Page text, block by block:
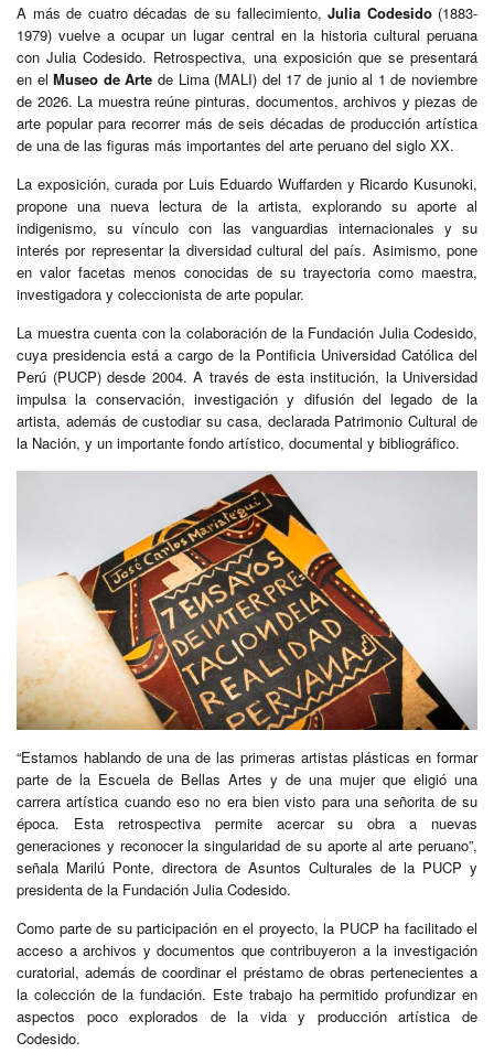
A más de cuatro décadas de su fallecimiento, Julia Codesido(1883-
1979) vuelve a ocupar un lugar central en la historia cultural peruana
con Julia Codesido. Retrospectiva, una exposición que se presentará
en elMuseo de Arte de Lima (MALI) del 17 de junio al 1 de noviembre
de 2026. La muestra reúne pinturas, documentos, archivos y piezas de
arte popular para recorrer más de seis décadas de producción artística
de una de las figuras más importantes del arte peruano del siglo XX.
La exposición, curada por Luis Eduardo Wuffarden y Ricardo Kusunoki,
propone una nueva lectura de la artista, explorando su aporte al
indigenismo, su vínculo con las vanguardias internacionales y su
interés por representar la diversidad cultural del país. Asimismo, pone
en valor facetas menos conocidas de su trayectoria como maestra,
investigadora y coleccionista de arte popular.
La muestra cuenta con la colaboración de la Fundación Julia Codesido,
cuya presidencia está a cargo de la Pontificia Universidad Católica del
Perú (PUCP) desde 2004. A través de esta institución, la Universidad
impulsa la conservación, investigación y difusión del legado de la
artista, además de custodiar su casa, declarada Patrimonio Cultural de
la Nación, y un importante fondo artístico, documental y bibliográfico.
“Estamos hablando de una de las primeras artistas plásticas en formar
parte de la Escuela de Bellas Artes y de una mujer que eligió una
carrera artística cuando eso no era bien visto para una señorita de su
época. Esta retrospectiva permite acercar su obra a nuevas
generaciones y reconocer la singularidad de su aporte al arte peruano”,
señala Marilú Ponte, directora de Asuntos Culturales de la PUCP y
presidenta de la Fundación Julia Codesido.
Como parte de su participación en el proyecto, la PUCP ha facilitado el
acceso a archivos y documentos que contribuyeron a la investigación
curatorial, además de coordinar el préstamo de obras pertenecientes a
la colección de la fundación. Este trabajo ha permitido profundizar en
aspectos poco explorados de la vida y producción artística de
Codesido.